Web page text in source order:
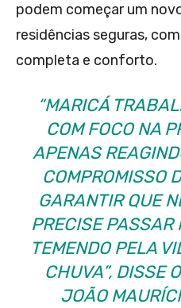
podem começar um
residências seguras,
completa e conforto.
“MARICÁ
COM FOCO NA
APENAS
COMPROMISSO
GARANTIR QUE
PRECISE PASSAR
TEMENDO PELA
CHUVA”, DISSE
JOÃO